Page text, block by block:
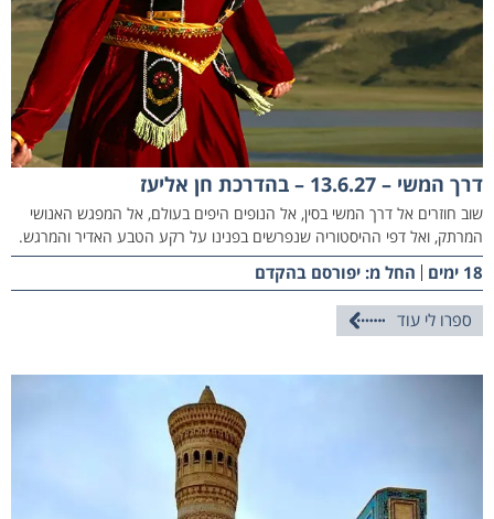
דרך המשי – 13.6.27 – בהדרכת חן אליעז
שוב חוזרים אל דרך המשי בסין, אל הנופים היפים בעולם, אל המפגש האנושי
המרתק, ואל דפי ההיסטוריה שנפרשים בפנינו על רקע הטבע האדיר והמרגש.
18 ימים החל מ: יפורסם בהקדם
ספרו לי עוד